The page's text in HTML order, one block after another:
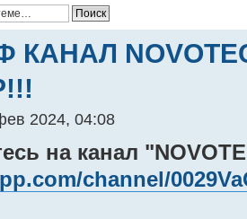
2024, 04:08
на канал
channel/